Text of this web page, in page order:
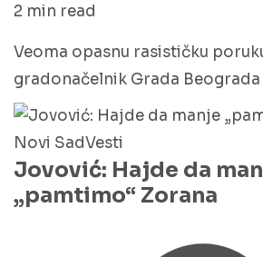
2 min read
Veoma opasnu rasističku
gradonačelnik Grada
Novi SadVesti
Jovović: Hajde da
„pamtimo“ Zorana